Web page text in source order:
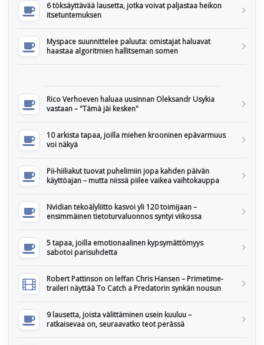
6 töksäyttävää lausetta, jotka voivat paljastaa heikon
itsetuntemuksen
Myspace suunnittelee paluuta: omistajat haluavat
haastaa algoritmien hallitseman somen
Rico Verhoeven haluaa uusinnan Oleksandr Usykia
vastaan – "Tämä jäi kesken"
10 arkista tapaa, joilla miehen krooninen epävarmuus
voi näkyä
Pii-hiiliakut tuovat puhelimiin jopa kahden päivän
käyttöajan – mutta niissä piilee vaikea vaihtokauppa
Nvidian tekoälyliitto kasvoi yli 120 toimijaan –
ensimmäinen tietoturvaluonnos syntyi viikossa
5 tapaa, joilla emotionaalinen kypsymättömyys
sabotoi parisuhdetta
Robert Pattinson on leffan Chris Hansen – Primetime-
traileri näyttää To Catch a Predatorin synkän nousun
9 lausetta, joista välittäminen usein kuuluu –
ratkaisevaa on, seuraavatko teot perässä